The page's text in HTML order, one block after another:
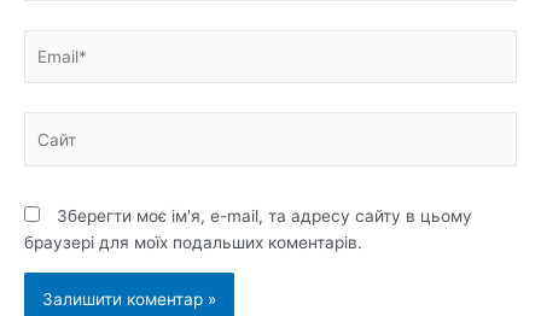
Зберегти моє ім'я, e-mail, та адресу сайту в цьому
браузері для моїх подальших коментарів.